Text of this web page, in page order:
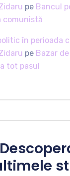
pe Bancul
comunistă
în perioada
pe Bazar
tot pasul